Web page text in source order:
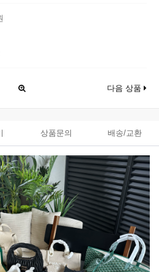
다음 상품
상품문의 배송/교환